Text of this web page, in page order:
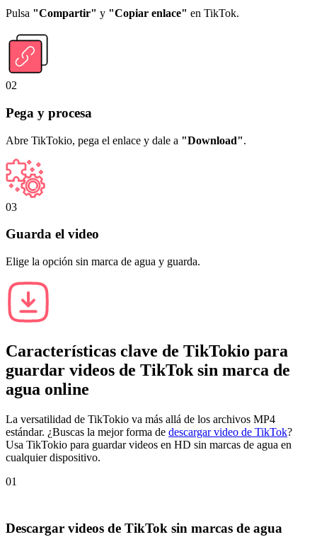
Pulsa "Compartir" y "Copiar enlace" en TikTok.
02
Pega y procesa
Abre TikTokio, pega el enlace y dale a "Download".
03
Guarda el video
Elige la opción sin marca de agua y guarda.
Características clave de TikTokio para
guardar videos de TikTok sin marca de
agua online
La versatilidad de TikTokio va más allá de los archivos MP4
estándar. ¿Buscas la mejor forma de descargar video de TikTok?
Usa TikTokio para guardar videos en HD sin marcas de agua en
cualquier dispositivo.
01
Descargar videos de TikTok sin marcas de agua